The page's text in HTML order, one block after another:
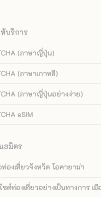
บริการ
(ภาษาญี่ปุ่น)
(ภาษาเกาหลี)
(ภาษาญี่ปุ่นอย่างง่าย)
eSIM
ธมิตร
องเที่ยวจังหวัด โอคายาม่า
ซต์ท่องเที่ยวอย่างเป็นทางการ เมื